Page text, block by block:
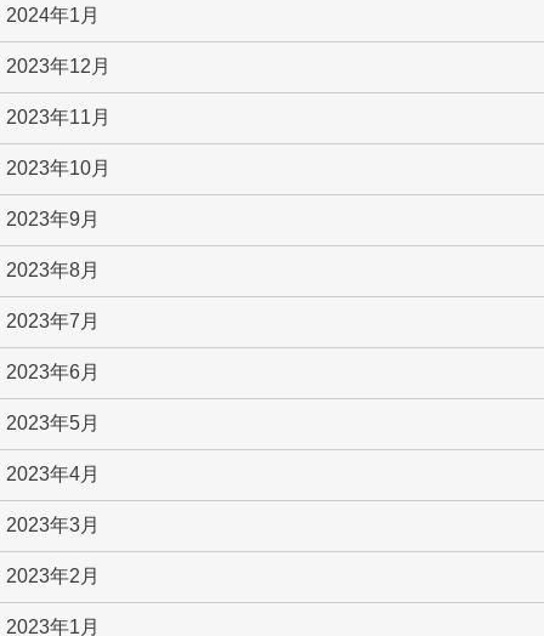
2024年1月
2023年12月
2023年11月
2023年10月
2023年9月
2023年8月
2023年7月
2023年6月
2023年5月
2023年4月
2023年3月
2023年2月
2023年1月